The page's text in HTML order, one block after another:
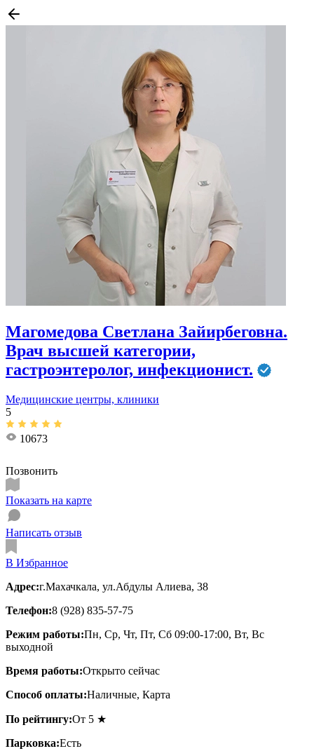
Магомедова Светлана Зайирбеговна.
Врач высшей категории,
гастроэнтеролог, инфекционист.
Медицинские центры, клиники
5
10673
Позвонить
Показать на карте
Написать отзыв
В Избранное
Адрес:г.Махачкала, ул.Абдулы Алиева, 38
Телефон:8 (928) 835-57-75
Режим работы:Пн, Ср, Чт, Пт, Сб 09:00-17:00, Вт, Вс
выходной
Время работы:Открыто сейчас
Способ оплаты:Наличные, Карта
По рейтингу:От 5 ★
Парковка:Есть